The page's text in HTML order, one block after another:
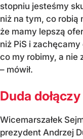
stopniu jesteśmy
niż na tym, co robią
że mamy lepszą
niż PiS i
co my robimy, a nie
– mówił.
Duda
Wicemarszałek
prezydent Andrzej